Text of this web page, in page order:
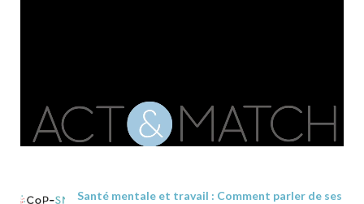
Santé mentale et travail : Comment parler de ses